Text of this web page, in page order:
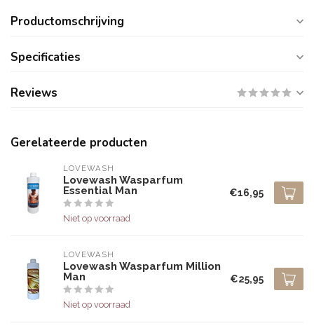
Productomschrijving
Specificaties
Reviews
Gerelateerde producten
LOVEWASH
Lovewash Wasparfum
Essential Man
Niet op voorraad
€16,95
LOVEWASH
Lovewash Wasparfum Million
Man
Niet op voorraad
€25,95